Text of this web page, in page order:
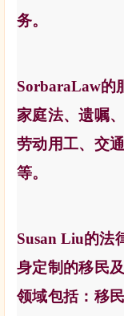
务。
SorbaraLaw的
家庭法、遗嘱
劳动用工、交
等。
Susan Liu的法
身定制的移民
领域包括：移